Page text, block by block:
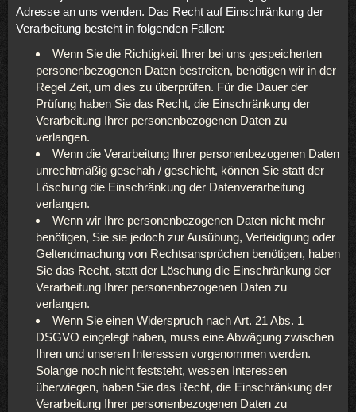
Adresse an uns wenden. Das Recht auf Einschränkung der
Verarbeitung besteht in folgenden Fällen:
Wenn Sie die Richtigkeit Ihrer bei uns gespeicherten
personenbezogenen Daten bestreiten, benötigen wir in der
Regel Zeit, um dies zu überprüfen. Für die Dauer der
Prüfung haben Sie das Recht, die Einschränkung der
Verarbeitung Ihrer personenbezogenen Daten zu
verlangen.
Wenn die Verarbeitung Ihrer personenbezogenen Daten
unrechtmäßig geschah / geschieht, können Sie statt der
Löschung die Einschränkung der Datenverarbeitung
verlangen.
Wenn wir Ihre personenbezogenen Daten nicht mehr
benötigen, Sie sie jedoch zur Ausübung, Verteidigung oder
Geltendmachung von Rechtsansprüchen benötigen, haben
Sie das Recht, statt der Löschung die Einschränkung der
Verarbeitung Ihrer personenbezogenen Daten zu
verlangen.
Wenn Sie einen Widerspruch nach Art. 21 Abs. 1
DSGVO eingelegt haben, muss eine Abwägung zwischen
Ihren und unseren Interessen vorgenommen werden.
Solange noch nicht feststeht, wessen Interessen
überwiegen, haben Sie das Recht, die Einschränkung der
Verarbeitung Ihrer personenbezogenen Daten zu